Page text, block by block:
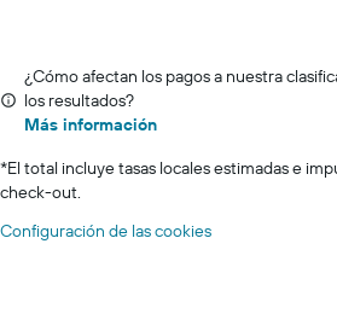
¿Cómo afectan los pagos a nuestra
los resultados?
Más información
*El total incluye tasas locales estimadas e
check-out.
Configuración de las cookies